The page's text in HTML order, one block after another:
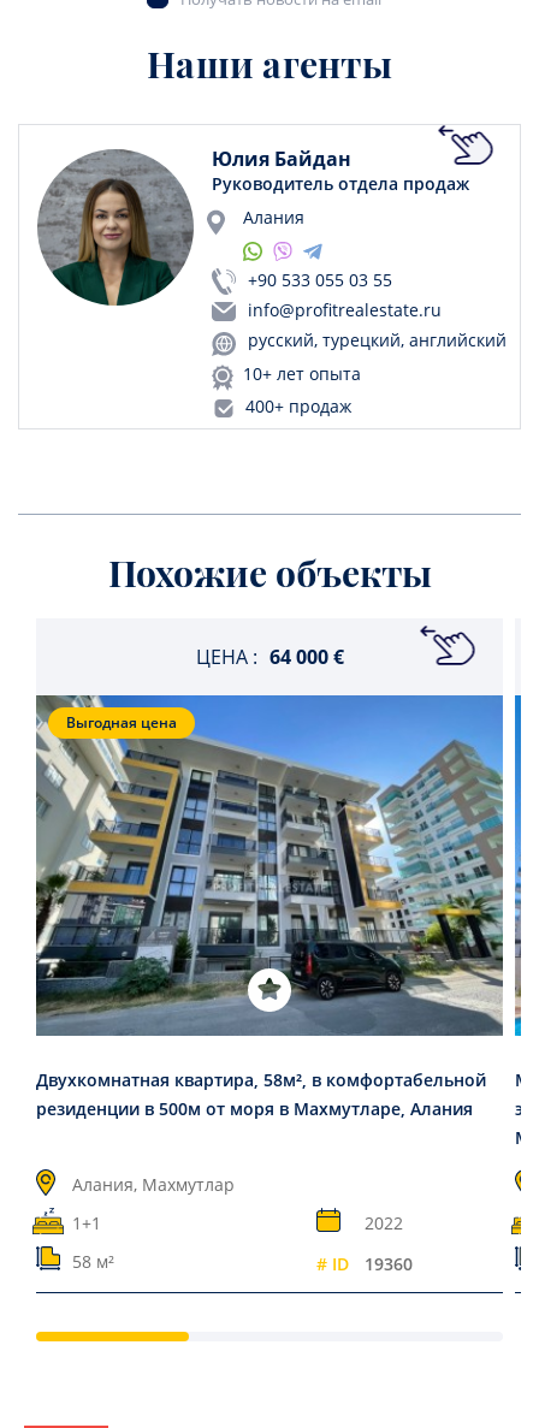
Наши агенты
Юлия Байдан
Руководитель отдела продаж
Алания
+90 533 055 03 55
info@profitrealestate.ru
русский, турецкий, английский
10+ лет опыта
400+ продаж
Похожие объекты
ЦЕНА : 64 000 €
Выгодная цена
Двухкомнатная квартира, 58м², в комфортабельной
резиденции в 500м от моря в Махмутларе, Алания
Алания, Махмутлар
1+1
2022
58 м²
# ID 19360